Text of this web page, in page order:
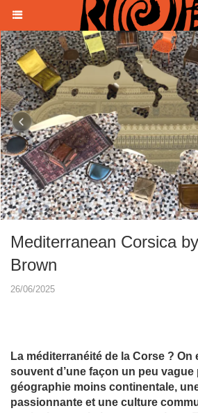
Mediterranean Corsica
Brown
26/06/2025
La méditerranéité de la Corse ?
souvent d’une façon un peu
géographie moins continentale,
passionnante et une culture